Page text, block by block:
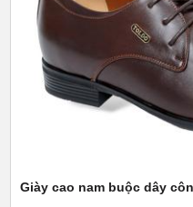
Giày cao nam buộc dây